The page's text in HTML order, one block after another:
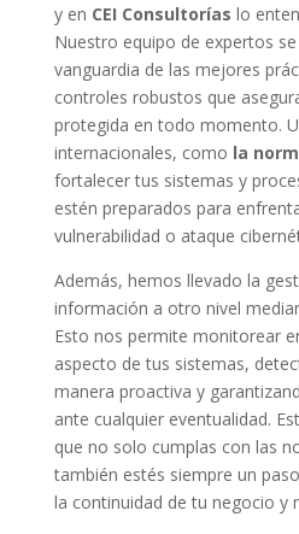
y en CEI Consultorías lo
Nuestro equipo de expertos
vanguardia de las mejores
controles robustos que
protegida en todo momento.
internacionales, como la
fortalecer tus sistemas y
estén preparados para
vulnerabilidad o ataque
Además, hemos llevado la
información a otro nivel
Esto nos permite monitorear
aspecto de tus sistemas,
manera proactiva y
ante cualquier eventualidad.
que no solo cumplas con las
también estés siempre un
la continuidad de tu negocio y